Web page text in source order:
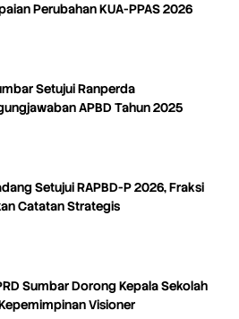
Perubahan KUA-PPAS 2026
Setujui Ranperda
APBD Tahun 2025
Setujui RAPBD-P 2026, Fraksi
Catatan Strategis
Sumbar Dorong Kepala Sekolah
Visioner